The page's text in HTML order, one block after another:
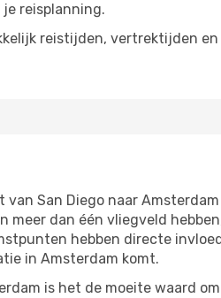
reisplanning.
reistijden, vertrektijden
San Diego naar
meer dan één vliegveld
hebben directe
in Amsterdam komt.
is het de moeite waard